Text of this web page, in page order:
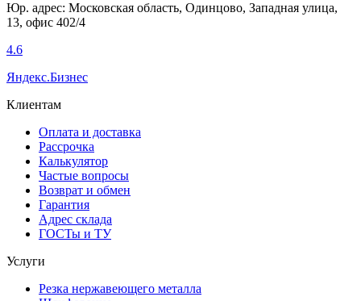
Юр. адрес: Московская область, Одинцово, Западная улица,
13, офис 402/4
4.6
Яндекс.Бизнес
Клиентам
Оплата и доставка
Рассрочка
Калькулятор
Частые вопросы
Возврат и обмен
Гарантия
Адрес склада
ГОСТы и ТУ
Услуги
Резка нержавеющего металла